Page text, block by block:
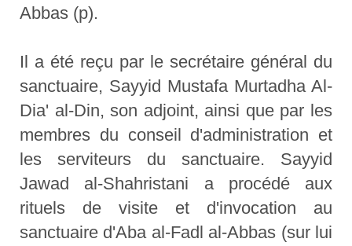
Abbas (p).
Il a été reçu par le secrétaire général du
sanctuaire, Sayyid Mustafa Murtadha Al-
Dia' al-Din, son adjoint, ainsi que par les
membres du conseil d'administration et
les serviteurs du sanctuaire. Sayyid
Jawad al-Shahristani a procédé aux
rituels de visite et d'invocation au
sanctuaire d'Aba al-Fadl al-Abbas (sur lui